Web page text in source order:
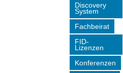
Discovery
System
Fachbeirat
FID-
Lizenzen
Konferenzen